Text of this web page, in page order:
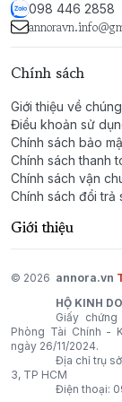
phong cách và
098 446 2858
Chính sách
Giới thiệu về
Điều khoản sử
Chính sách bảo
Chính sách thanh
Chính sách vận
Chính sách đổi trả
Giới thiệu
© 2026 annora.vn
HỘ KINH
Giấy
Phòng Tài Chính -
ngày 26/11/2024.
Địa chỉ trụ
3, TP HCM
Điện thoại: